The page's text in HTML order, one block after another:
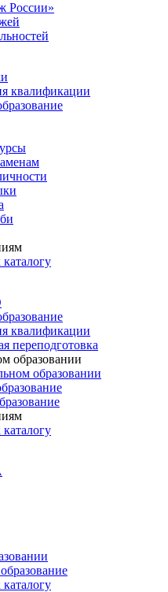
России»
квалификации
квалификации
переподготовка
образовании
образовании